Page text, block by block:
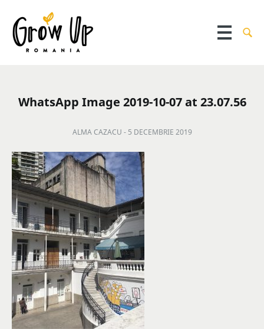
WhatsApp Image 2019-10-07 at 23.07.56
ALMA CAZACU - 5 DECEMBRIE 2019